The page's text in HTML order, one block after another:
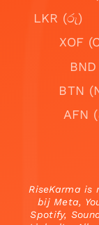
LKR (රු)
XOF
BTN
RiseKarma is
bij Meta,
Spotify,